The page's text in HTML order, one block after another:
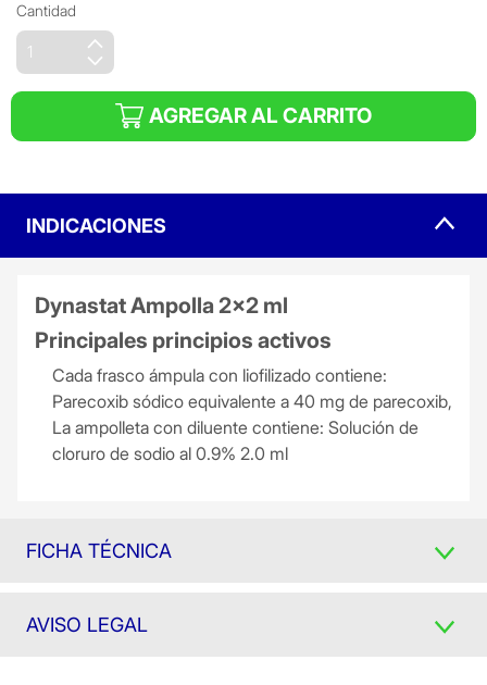
Cantidad
AGREGAR AL CARRITO
INDICACIONES
Dynastat Ampolla 2x2 ml
Principales principios activos
Cada frasco ámpula con liofilizado contiene:
Parecoxib sódico equivalente a 40 mg de parecoxib,
La ampolleta con diluente contiene: Solución de
cloruro de sodio al 0.9% 2.0 ml
FICHA TÉCNICA
AVISO LEGAL